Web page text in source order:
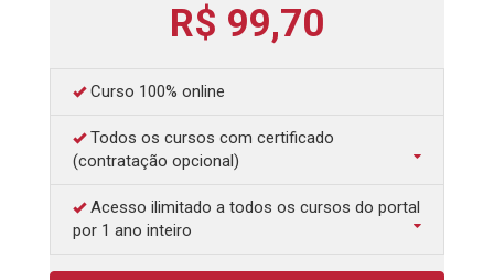
R$ 99,70
Curso 100% online
Todos os cursos com certificado
(contratação opcional)
Acesso ilimitado a todos os cursos do portal
por 1 ano inteiro